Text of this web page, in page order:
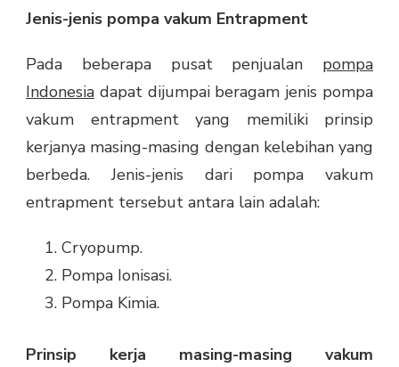
Jenis-jenis pompa vakum Entrapment
Pada beberapa pusat penjualan pompa
Indonesia dapat dijumpai beragam jenis pompa
vakum entrapment yang memiliki prinsip
kerjanya masing-masing dengan kelebihan yang
berbeda. Jenis-jenis dari pompa vakum
entrapment tersebut antara lain adalah:
Cryopump.
Pompa Ionisasi.
Pompa Kimia.
Prinsip kerja masing-masing vakum